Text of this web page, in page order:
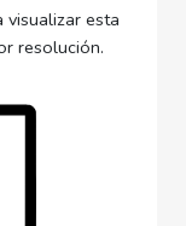
visualizar esta
resolución.